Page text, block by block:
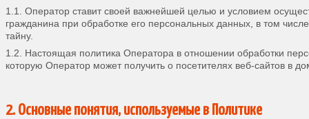
1.1. Оператор ставит своей важнейшей целью и условием
гражданина при обработке его персональных данных, в том
тайну.
1.2. Настоящая политика Оператора в отношении обработки
которую Оператор может получить о посетителях веб-сайтов в
2. Основные понятия, используемые в Политике